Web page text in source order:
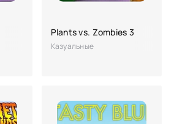
Plants vs. Zombies 3
Казуальные